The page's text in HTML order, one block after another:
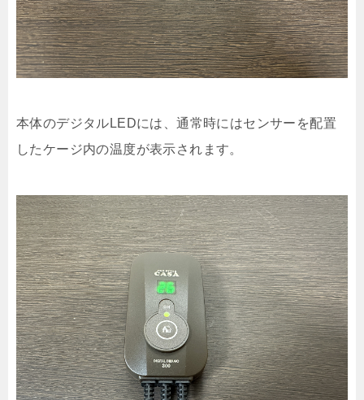
本体のデジタルLEDには、通常時にはセンサーを配置
したケージ内の温度が表示されます。